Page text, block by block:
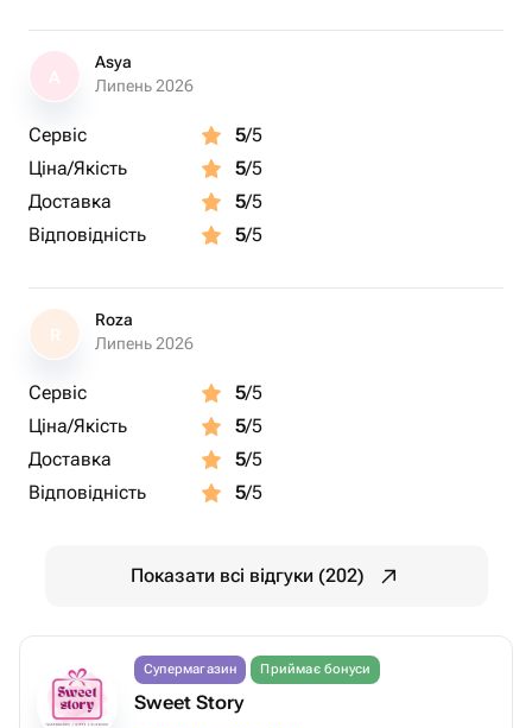
Asya
Липень 2026
Сервіс 5/5
Ціна/Якість
5/5
Доставка
5/5
Відповідність
5/5
R
Roza
Липень 2026
Сервіс 5/5
Ціна/Якість
5/5
Доставка
5/5
Відповідність
5/5
Показати всі відгуки (202)
Супермагазин Приймає бонуси
Sweet Story